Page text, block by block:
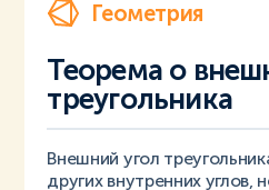
Геометрия
Теорема о
треугольника
Внешний угол
других внутренних углов,